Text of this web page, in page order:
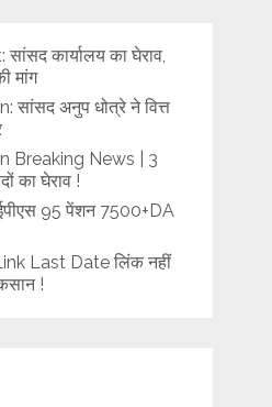
कार्यालय का घेराव,
मांग
सांसद अनुप धोत्रे ने वित्त
Breaking News | 3
का घेराव !
ईपीएस 95 पेंशन 7500+DA
Last Date लिंक नहीं
!